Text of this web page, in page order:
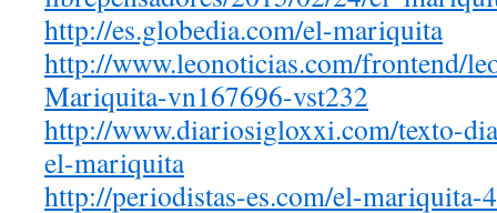
http://es.globedia.com/el-mariquita
http://www.leonoticias.com/frontend/
Mariquita-vn167696-vst232
http://www.diariosigloxxi.com/texto-
el-mariquita
http://periodistas-es.com/el-mariquita-